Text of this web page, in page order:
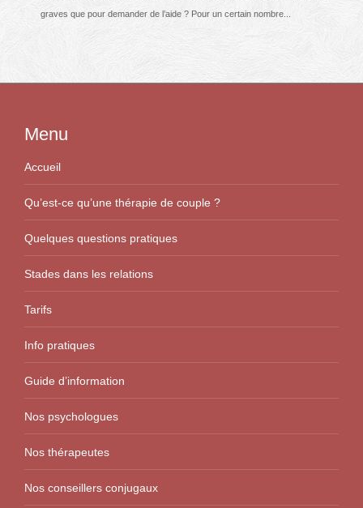
graves que pour demander de l’aide ? Pour un certain nombre...
Menu
Accueil
Qu’est-ce qu’une thérapie de couple ?
Quelques questions pratiques
Stades dans les relations
Tarifs
Info pratiques
Guide d’information
Nos psychologues
Nos thérapeutes
Nos conseillers conjugaux